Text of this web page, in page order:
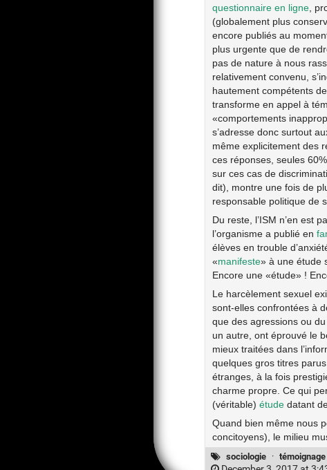
questionnaire en ligne,
(globalement plus
encore publiés au
plus urgente que de
pas de nature à nous
relativement convenu,
hautement compétents
transforme en appel à
«comportements
s’adresse donc surtout
même explicitement des
ces réponses, seules
sur ces cas de
dit), montre une fois de
responsable politique de
Du reste, l’ISM n’en est
l’organisme a publié en
élèves en trouble
«manifeste» à une étude
Encore une «étude» !
Le harcèlement sexuel
sont-elles confrontées à
que des agressions ou
un autre, ont éprouvé le
mieux traitées dans
quelques gros titres
étranges, à la fois
charme propre. Ce qui
(véritable) étudedatant
Quand bien même nous
concitoyens), le milieu
sociologie · témoignage